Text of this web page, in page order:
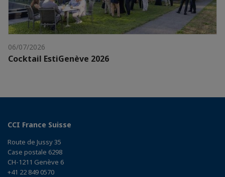
06/07/2026
Cocktail EstiGenève 2026
CCI France Suisse
Route de Jussy 35
Case postale 6298
CH-1211 Genève 6
+41 22 849 0570